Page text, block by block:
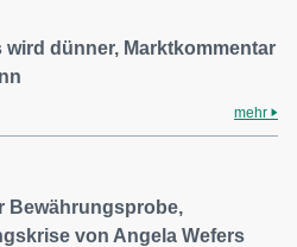
wird dünner, Marktkommentar
mehr
Bewährungsprobe,
von Angela Wefers